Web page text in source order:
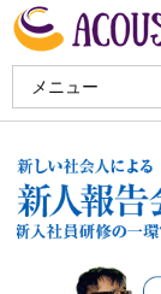
メニュー